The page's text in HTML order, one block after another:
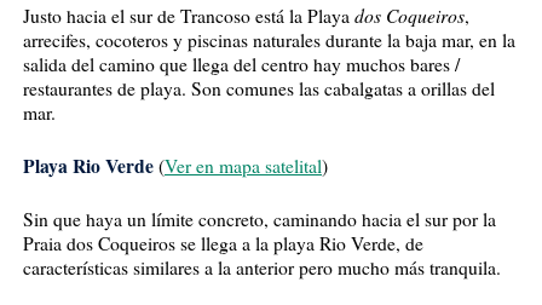
Justo hacia el sur de Trancoso está la Playa dos Coqueiros,
arrecifes, cocoteros y piscinas naturales durante la baja mar, en la
salida del camino que llega del centro hay muchos bares /
restaurantes de playa. Son comunes las cabalgatas a orillas del
mar.
Playa Rio Verde(Ver en mapa satelital)
Sin que haya un límite concreto, caminando hacia el sur por la
Praia dos Coqueiros se llega a la playa Rio Verde, de
características similares a la anterior pero mucho más tranquila.